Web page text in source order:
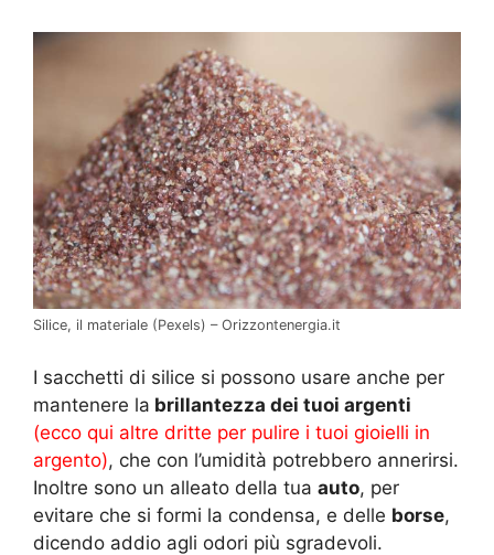
Silice, il materiale (Pexels) – Orizzontenergia.it
I sacchetti di silice si possono usare anche per
mantenere la brillantezza dei tuoi argenti
(ecco qui altre dritte per pulire i tuoi gioielli in
argento), che con l’umidità potrebbero annerirsi.
Inoltre sono un alleato della tua auto, per
evitare che si formi la condensa, e delle borse,
dicendo addio agli odori più sgradevoli.